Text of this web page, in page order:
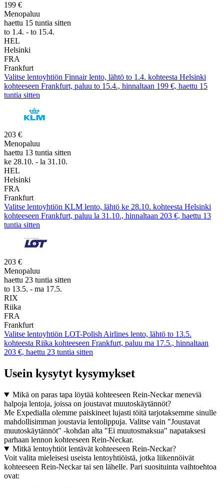
199 €
Menopaluu
haettu 15 tuntia sitten
to 1.4. - to 15.4.
HEL
Helsinki
FRA
Frankfurt
Valitse lentoyhtiön Finnair lento, lähtö to 1.4. kohteesta Helsinki
kohteeseen Frankfurt, paluu to 15.4., hinnaltaan 199 €, haettu 15
tuntia sitten
203 €
Menopaluu
haettu 13 tuntia sitten
ke 28.10. - la 31.10.
HEL
Helsinki
FRA
Frankfurt
Valitse lentoyhtiön KLM lento, lähtö ke 28.10. kohteesta Helsinki
kohteeseen Frankfurt, paluu la 31.10., hinnaltaan 203 €, haettu 13
tuntia sitten
203 €
Menopaluu
haettu 23 tuntia sitten
to 13.5. - ma 17.5.
RIX
Riika
FRA
Frankfurt
Valitse lentoyhtiön LOT-Polish Airlines lento, lähtö to 13.5.
kohteesta Riika kohteeseen Frankfurt, paluu ma 17.5., hinnaltaan
203 €, haettu 23 tuntia sitten
Usein kysytyt kysymykset
Mikä on paras tapa löytää kohteeseen Rein-Neckar meneviä
halpoja lentoja, joissa on joustavat muutoskäytännöt?
Me Expedialla olemme paiskineet lujasti töitä tarjotaksemme sinulle
mahdollisimman joustavia lentolippuja. Valitse vain "Joustavat
muutoskäytännöt" -kohdan alta "Ei muutosmaksua" napataksesi
parhaan lennon kohteeseen Rein-Neckar.
Mitkä lentoyhtiöt lentävät kohteeseen Rein-Neckar?
Voit valita mieleisesi useista lentoyhtiöistä, jotka liikennöivät
kohteeseen Rein-Neckar tai sen lähelle. Pari suosituinta vaihtoehtoa
ovat: